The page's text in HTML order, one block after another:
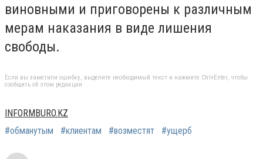
виновными и приговорены к различным
мерам наказания в виде лишения
свободы.
Если вы заметили ошибку, выделите необходимый текст и нажмите Ctrl+Enter, чтобы
сообщить об этом редакции
INFORMBURO.KZ
#обманутым
#клиентам #возместят #ущерб